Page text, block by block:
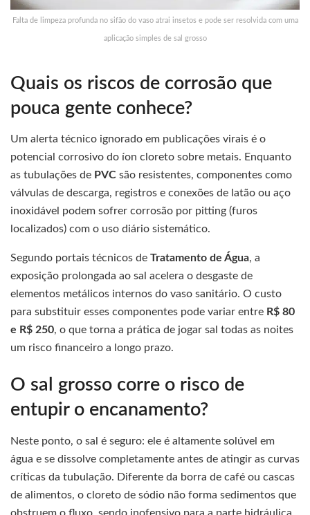
Falta de limpeza profunda no sifão do vaso atrai insetos e pode ser resolvida com uma
aplicação simples de sal grosso
Quais os riscos de corrosão que
pouca gente conhece?
Um alerta técnico ignorado em publicações virais é o
potencial corrosivo do íon cloreto sobre metais. Enquanto
as tubulações de PVC são resistentes, componentes como
válvulas de descarga, registros e conexões de latão ou aço
inoxidável podem sofrer corrosão por pitting (furos
localizados) com o uso diário sistemático.
Segundo portais técnicos de Tratamento de Água, a
exposição prolongada ao sal acelera o desgaste de
elementos metálicos internos do vaso sanitário. O custo
para substituir esses componentes pode variar entre R$ 80
e R$ 250, o que torna a prática de jogar sal todas as noites
um risco financeiro a longo prazo.
O sal grosso corre o risco de
entupir o encanamento?
Neste ponto, o sal é seguro: ele é altamente solúvel em
água e se dissolve completamente antes de atingir as curvas
críticas da tubulação. Diferente da borra de café ou cascas
de alimentos, o cloreto de sódio não forma sedimentos que
obstruem o fluxo, sendo inofensivo para a parte hidráulica